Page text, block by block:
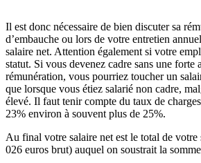
Il est donc nécessaire de bien discuter sa
d’embauche ou lors de votre entretien
salaire net. Attention également si votre
statut. Si vous devenez cadre sans une forte
rémunération, vous pourriez toucher un
que lorsque vous étiez salarié non cadre,
élevé. Il faut tenir compte du taux de
23% environ à souvent plus de 25%.
Au final votre salaire net est le total de
026 euros brut) auquel on soustrait la